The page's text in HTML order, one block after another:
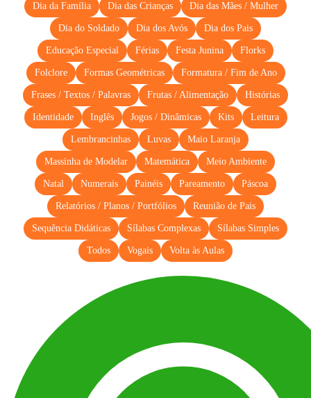
Dia da Família Dia das Crianças Dia das Mães / Mulher
Dia do Soldado Dia dos Avós Dia dos Pais
Educação Especial Férias Festa Junina Florks
Folclore Formas Geométricas Formatura / Fim de Ano
Frases / Textos / Palavras Frutas / Alimentação Histórias
Identidade Inglês Jogos / Dinâmicas Kits Leitura
Lembrancinhas Luvas Maio Laranja
Massinha de Modelar Matemática Meio Ambiente
Natal Numerais Painéis Pareamento Páscoa
Relatórios / Planos / Portfólios Reunião de Pais
Sequência Didáticas Sílabas Complexas Sílabas Simples
Todos Vogais Volta às Aulas